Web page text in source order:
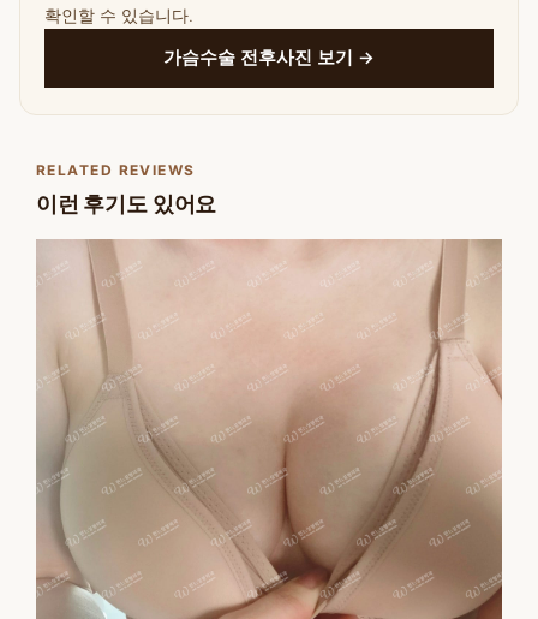
확인할 수 있습니다.
가슴수술 전후사진 보기 →
RELATED REVIEWS
이런 후기도 있어요